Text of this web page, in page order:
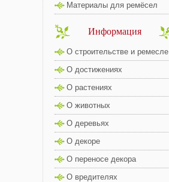
Материалы для ремёсел
Информация
О строительстве и ремесле
О достижениях
О растениях
О животных
О деревьях
О декоре
О переносе декора
О вредителях